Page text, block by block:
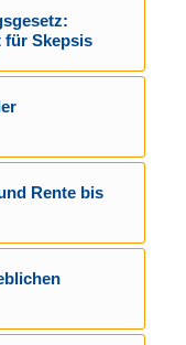
für Skepsis
Rente bis